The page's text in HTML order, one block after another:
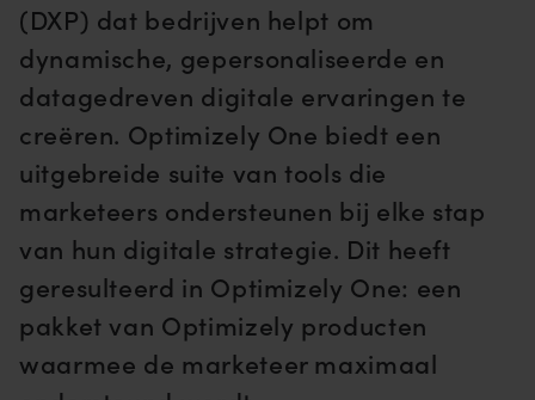
(DXP) dat bedrijven helpt om
dynamische, gepersonaliseerde en
datagedreven digitale ervaringen te
creëren. Optimizely One biedt een
uitgebreide suite van tools die
marketeers ondersteunen bij elke stap
van hun digitale strategie. Dit heeft
geresulteerd in Optimizely One: een
pakket van Optimizely producten
waarmee de marketeer maximaal